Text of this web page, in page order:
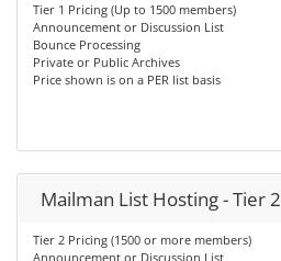
Tier 1 Pricing (Up to 1500 members)
Announcement or Discussion List
Bounce Processing
Private or Public Archives
Price shown is on a PER list basis
Mailman List Hosting - Tier 2
Tier 2 Pricing (1500 or more members)
Announcement or Discussion List